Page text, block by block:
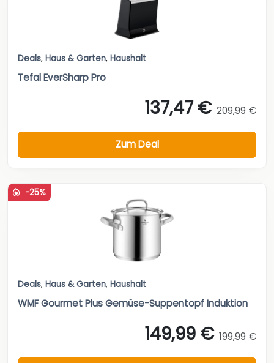
Deals, Haus & Garten, Haushalt
Tefal EverSharp Pro
137,47 € 209,99 €
Zum Deal
-25%
Deals, Haus & Garten, Haushalt
WMF Gourmet Plus Gemüse-Suppentopf Induktion
149,99 € 199,99 €